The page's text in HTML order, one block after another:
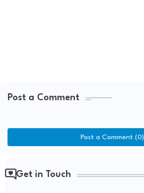
Post a Comment
Post a Comment (0)
Get in Touch